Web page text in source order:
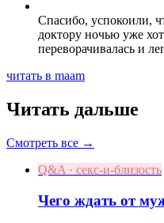
Спасибо, успокоили,
доктору ночью уже
переворачивалась и
читать в maam
Читать дальше
Смотреть все →
Q&A · секс-и-близость
Чего ждать от